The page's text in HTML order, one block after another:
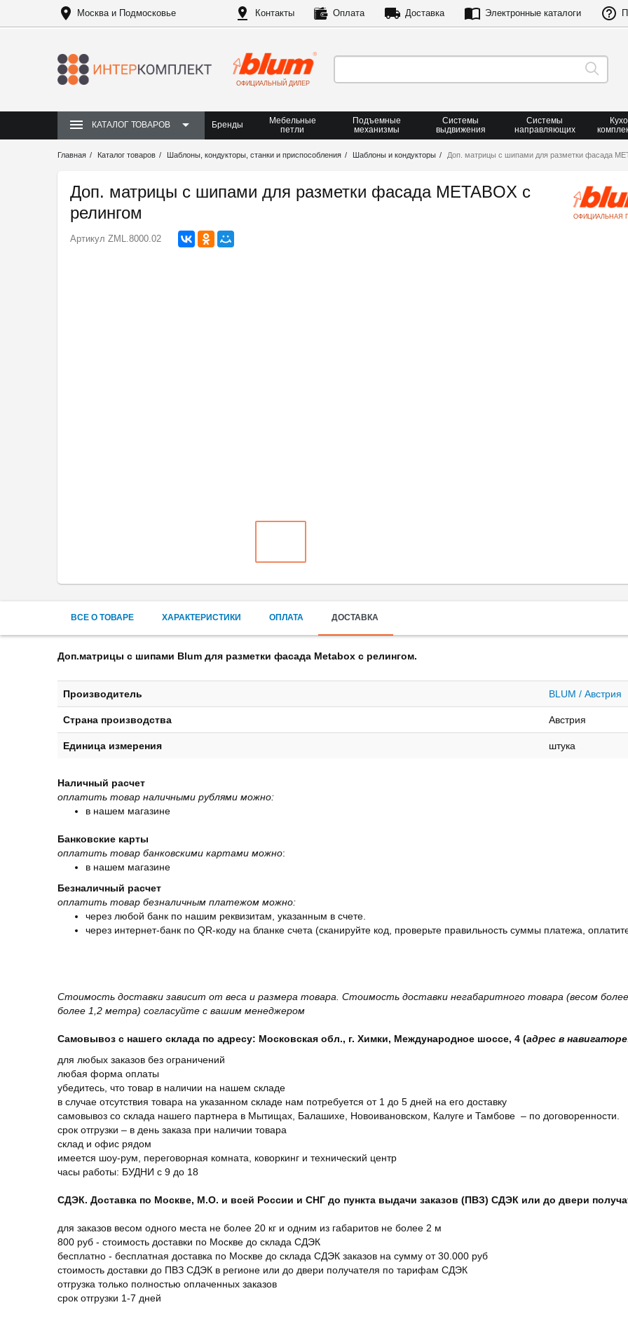
Москва и Подмосковье Контакты Оплата Доставка Электронные каталоги
ОФИЦИАЛЬНЫЙ ДИЛЕР
КАТАЛОГ ТОВАРОВ Бренды
Мебельные
петли
Подъемные
механизмы
Системы
выдвижения
Системы
направляющих
Главная Каталог товаров Шаблоны, кондукторы, станки и приспособления Шаблоны и кондукторы Доп. матрицы с шипами для разметки фасада
Доп. матрицы с шипами для разметки фасада METABOX с
релингом
ОФИЦИАЛЬНАЯ
Артикул ZML.8000.02
ВСЕ О ТОВАРЕ ХАРАКТЕРИСТИКИ ОПЛАТА ДОСТАВКА
Доп.матрицы с шипами Blum для разметки фасада Metabox с релингом.
Производитель BLUM / Австрия
Страна производства Австрия
Единица измерения штука
Наличный расчет
оплатить товар наличными рублями можно:
в нашем магазине
Банковские карты
оплатить товар банковскими картами можно:
в нашем магазине
Безналичный расчет
оплатить товар безналичным платежом можно:
через любой банк по нашим реквизитам, указанным в счете.
через интернет-банк по QR-коду на бланке счета (сканируйте код, проверьте правильность суммы платежа,
Стоимость доставки зависит от веса и размера товара. Стоимость доставки негабаритного товара (весом
более 1,2 метра) согласуйте с вашим менеджером
Самовывоз с нашего склада по адресу: Московская обл., г. Химки, Международное шоссе, 4 (адрес в
для любых заказов без ограничений
любая форма оплаты
убедитесь, что товар в наличии на нашем складе
в случае отсутствия товара на указанном складе нам потребуется от 1 до 5 дней на его доставку
самовывоз со склада нашего партнера в Мытищах, Балашихе, Новоивановском, Калуге и Тамбове – по договоренности.
срок отгрузки – в день заказа при наличии товара
склад и офис рядом
имеется шоу-рум, переговорная комната, коворкинг и технический центр
часы работы: БУДНИ с 9 до 18
СДЭК. Доставка по Москве, М.О. и всей России и СНГ до пункта выдачи заказов (ПВЗ) СДЭК или до двери
для заказов весом одного места не более 20 кг и одним из габаритов не более 2 м
800 руб - стоимость доставки по Москве до склада СДЭК
бесплатно - бесплатная доставка по Москве до склада СДЭК заказов на сумму от 30.000 руб
стоимость доставки до ПВЗ СДЭК в регионе или до двери получателя по тарифам СДЭК
отгрузка только полностью оплаченных заказов
срок отгрузки 1-7 дней